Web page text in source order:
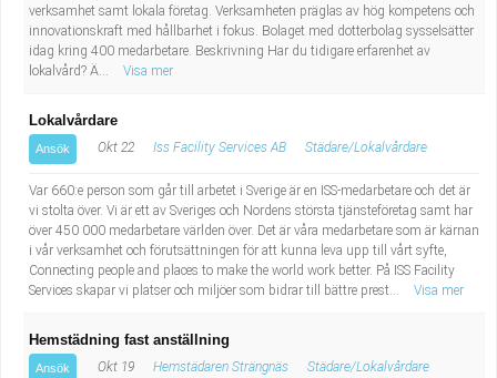
verksamhet samt lokala företag. Verksamheten präglas av hög kompetens och
innovationskraft med hållbarhet i fokus. Bolaget med dotterbolag sysselsätter
idag kring 400 medarbetare. Beskrivning Har du tidigare erfarenhet av
lokalvård? Ä...
Visa mer
Lokalvårdare
Ansök Okt 22 Iss Facility Services AB Städare/Lokalvårdare
Var 660:e person som går till arbetet i Sverige är en ISS-medarbetare och det är
vi stolta över. Vi är ett av Sveriges och Nordens största tjänsteföretag samt har
över 450 000 medarbetare världen över. Det är våra medarbetare som är kärnan
i vår verksamhet och förutsättningen för att kunna leva upp till vårt syfte,
Connecting people and places to make the world work better. På ISS Facility
Services skapar vi platser och miljöer som bidrar till bättre prest...
Visa mer
Hemstädning fast anställning
Ansök Okt 19 Hemstädaren Strängnäs Städare/Lokalvårdare